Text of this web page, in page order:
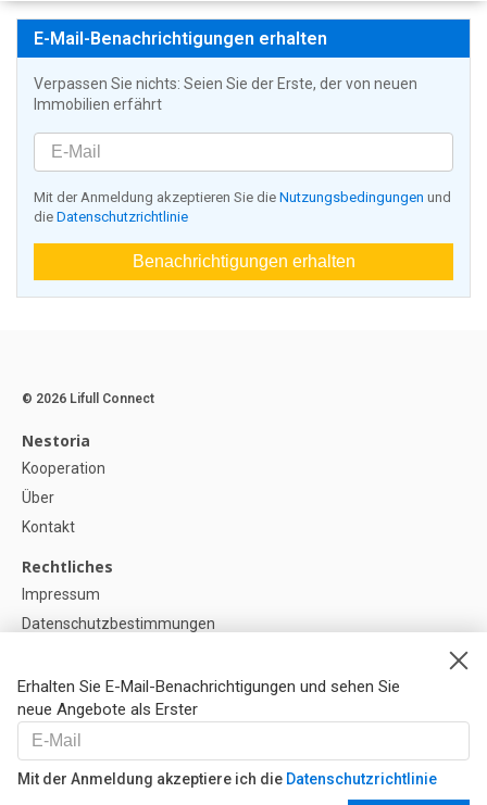
E-Mail-Benachrichtigungen erhalten
Verpassen Sie nichts: Seien Sie der Erste, der von neuen
Immobilien erfährt
Mit der Anmeldung akzeptieren Sie die Nutzungsbedingungen und
die Datenschutzrichtlinie
Benachrichtigungen erhalten
Erhalten Sie E-Mail-Benachrichtigungen und sehen Sie
neue Angebote als Erster
Mit der Anmeldung akzeptiere ich die Datenschutzrichtlinie
© 2026 Lifull Connect
Nestoria
Kooperation
Über
Kontakt
Rechtliches
Impressum
Datenschutzbestimmungen
Cookie-Einstellunge
Hilfe
FAQ
Unsere Partner